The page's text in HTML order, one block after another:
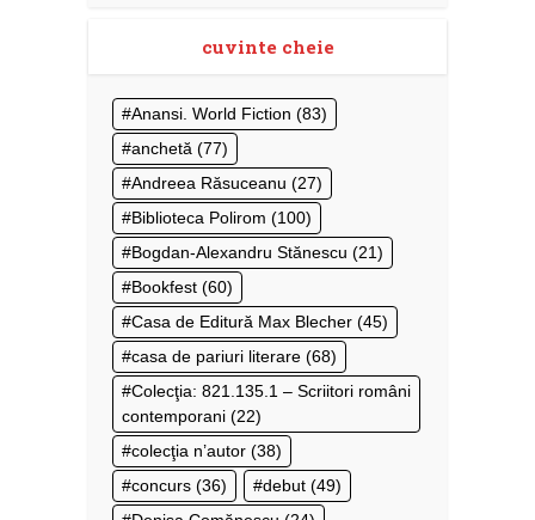
cuvinte cheie
Anansi. World Fiction (83)
anchetă (77)
Andreea Răsuceanu (27)
Biblioteca Polirom (100)
Bogdan-Alexandru Stănescu (21)
Bookfest (60)
Casa de Editură Max Blecher (45)
casa de pariuri literare (68)
Colecţia: 821.135.1 – Scriitori români
contemporani (22)
colecţia n’autor (38)
concurs (36) debut (49)